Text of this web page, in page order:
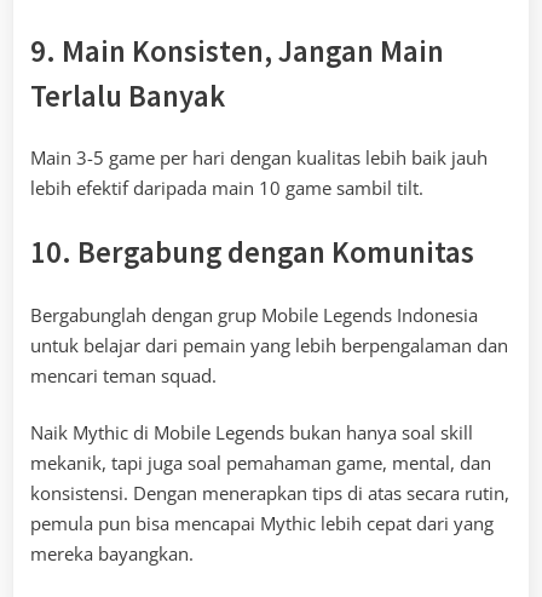
9. Main Konsisten, Jangan Main
Terlalu Banyak
Main 3-5 game per hari dengan kualitas lebih baik jauh
lebih efektif daripada main 10 game sambil tilt.
10. Bergabung dengan Komunitas
Bergabunglah dengan grup Mobile Legends Indonesia
untuk belajar dari pemain yang lebih berpengalaman dan
mencari teman squad.
Naik Mythic di Mobile Legends bukan hanya soal skill
mekanik, tapi juga soal pemahaman game, mental, dan
konsistensi. Dengan menerapkan tips di atas secara rutin,
pemula pun bisa mencapai Mythic lebih cepat dari yang
mereka bayangkan.